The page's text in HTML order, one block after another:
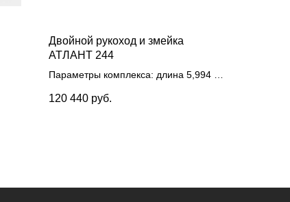
Двойной рукоход и змейка
АТЛАНТ 244
Параметры комплекса: длина 5,994 м,
опорные столбы из трубы 108 мм
120 440 руб.